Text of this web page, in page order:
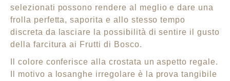
selezionati possono rendere al meglio e dare una
frolla perfetta, saporita e allo stesso tempo
discreta da lasciare la possibilità di sentire il gusto
della farcitura ai Frutti di Bosco.
Il colore conferisce alla crostata un aspetto regale.
Il motivo a losanghe irregolare è la prova tangibile